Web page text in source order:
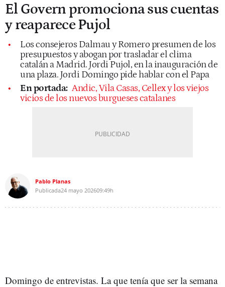
El Govern promociona sus cuentas
y reaparece Pujol
Los consejeros Dalmau y Romero presumen de los
presupuestos y abogan por trasladar el clima
catalán a Madrid. Jordi Pujol, en la inauguración de
una plaza. Jordi Domingo pide hablar con el Papa
En portada: Andic, Vila Casas, Cellex y los viejos
vicios de los nuevos burgueses catalanes
Pablo Planas
Publicada24 mayo 202609:49h
Domingo de entrevistas. La que tenía que ser la semana